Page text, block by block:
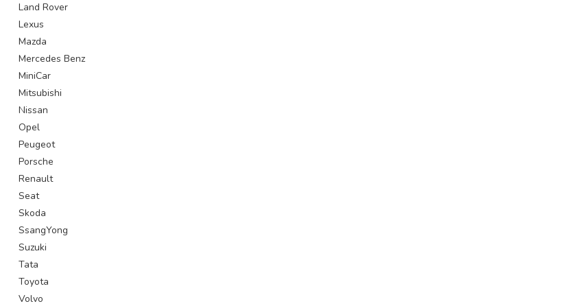
Land Rover
Lexus
Mazda
Mercedes Benz
MiniCar
Mitsubishi
Nissan
Opel
Peugeot
Porsche
Renault
Seat
Skoda
SsangYong
Suzuki
Tata
Toyota
Volvo